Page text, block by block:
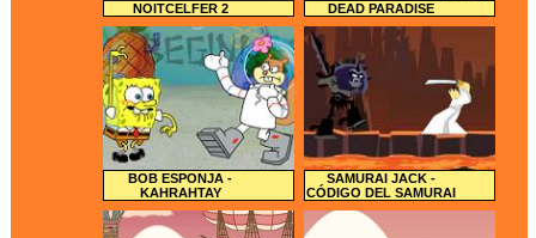
NOITCELFER 2 DEAD PARADISE
BOB ESPONJA -
KAHRAHTAY
SAMURAI JACK -
CÓDIGO DEL SAMURAI